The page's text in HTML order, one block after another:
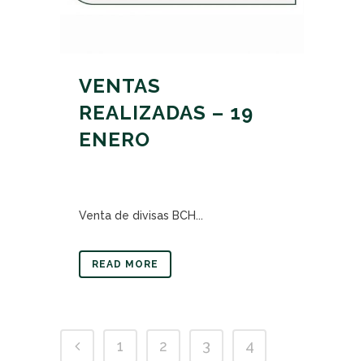
VENTAS
REALIZADAS – 19
ENERO
Venta de divisas BCH...
READ MORE
1 2 3
4